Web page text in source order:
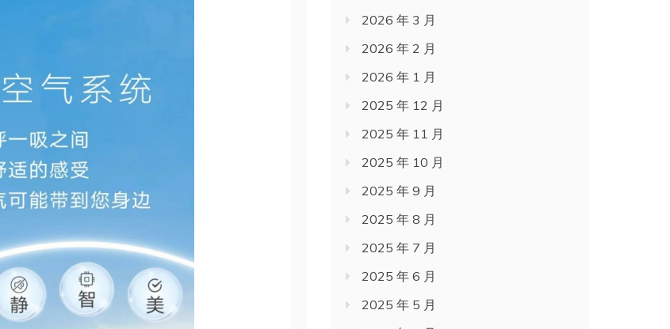
2026 年 3 月
2026 年 2 月
2026 年 1 月
2025 年 12 月
2025 年 11 月
2025 年 10 月
2025 年 9 月
2025 年 8 月
2025 年 7 月
2025 年 6 月
2025 年 5 月